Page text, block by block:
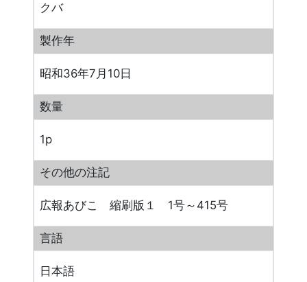
クバ
製作年
昭和36年7月10日
数量
1p
その他の注記
広報あびこ 縮刷版１ 1号～415号
言語
日本語